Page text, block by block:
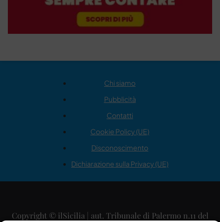
Chi siamo
Pubblicità
Contatti
Cookie Policy (UE)
Disconoscimento
Dichiarazione sulla Privacy (UE)
Copyright © ilSicilia | aut. Tribunale di Palermo n.11 del